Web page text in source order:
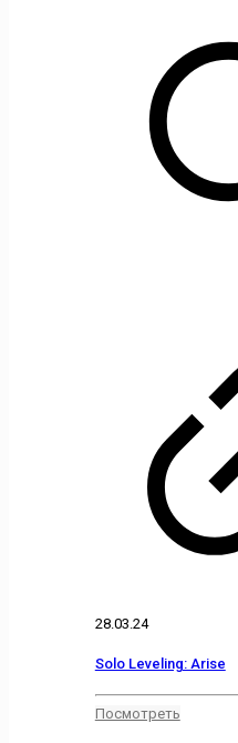
28.03.24
Solo Leveling: Arise
Посмотреть